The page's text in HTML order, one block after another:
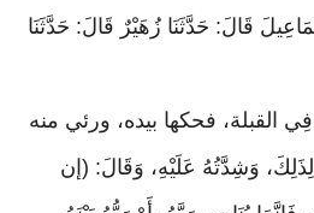
قَالَ: حَدَّثَنَا زُهَيْرٌ قَالَ: حَدَّثَنَا
القبلة، فحكها بيده، ورئي منه
وَشِدَّتُهُ عَلَيْهِ، وَقَالَ: (إن